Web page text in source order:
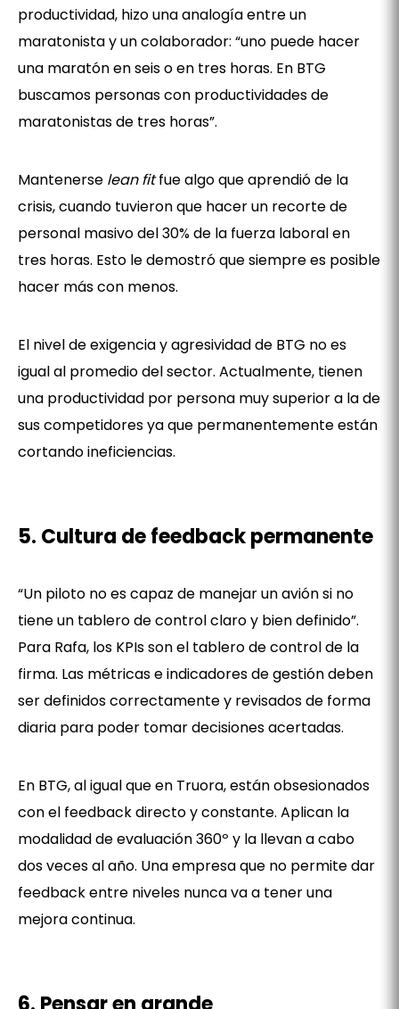
productividad, hizo una analogía entre un
maratonista y un colaborador: “uno puede hacer
una maratón en seis o en tres horas. En BTG
buscamos personas con productividades de
maratonistas de tres horas”.
Mantenerse lean fitfue algo que aprendió de la
crisis, cuando tuvieron que hacer un recorte de
personal masivo del 30% de la fuerza laboral en
tres horas. Esto le demostró que siempre es posible
hacer más con menos.
El nivel de exigencia y agresividad de BTG no es
igual al promedio del sector. Actualmente, tienen
una productividad por persona muy superior a la de
sus competidores ya que permanentemente están
cortando ineficiencias.
5. Cultura de feedback permanente
“Un piloto no es capaz de manejar un avión si no
tiene un tablero de control claro y bien definido”.
Para Rafa, los KPIs son el tablero de control de la
firma. Las métricas e indicadores de gestión deben
ser definidos correctamente y revisados de forma
diaria para poder tomar decisiones acertadas.
En BTG, al igual que en Truora, están obsesionados
con el feedback directo y constante. Aplican la
modalidad de evaluación 360º y la llevan a cabo
dos veces al año. Una empresa que no permite dar
feedback entre niveles nunca va a tener una
mejora continua.